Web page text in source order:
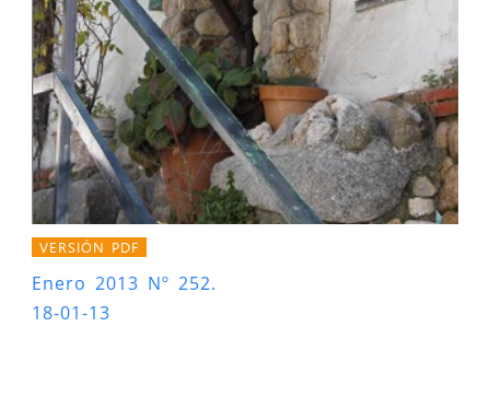
VERSIÓN PDF
Enero 2013 Nº 252.
18-01-13